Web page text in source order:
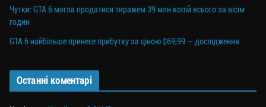
Чутки: GTA 6 могла продатися тиражем 39 млн копій всього за вісім
годин
GTA 6 найбільше принесе прибутку за ціною $69,99 — дослідження
Останні коментарі